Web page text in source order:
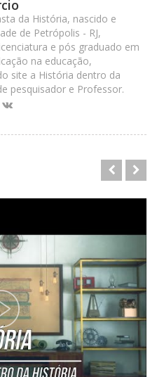
da História, nascido e
de Petrópolis - RJ,
e pós graduado em
na educação,
site a História dentro da
pesquisador e Professor.